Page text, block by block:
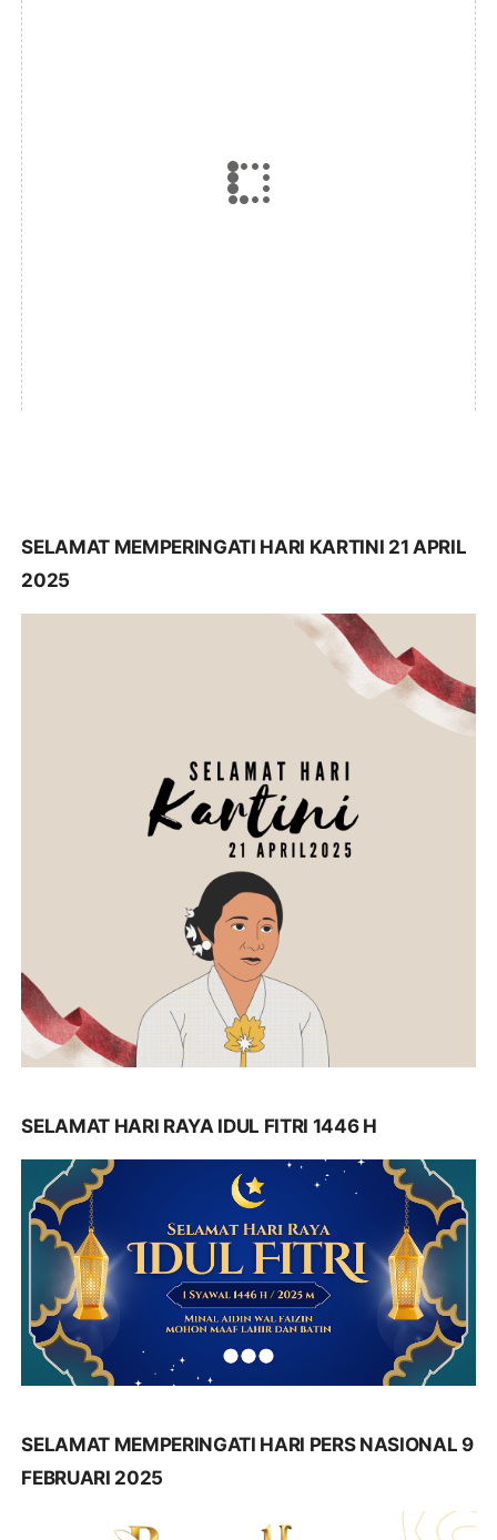
SELAMAT MEMPERINGATI HARI KARTINI 21 APRIL
2025
SELAMAT HARI RAYA IDUL FITRI 1446 H
SELAMAT MEMPERINGATI HARI PERS NASIONAL 9
FEBRUARI 2025